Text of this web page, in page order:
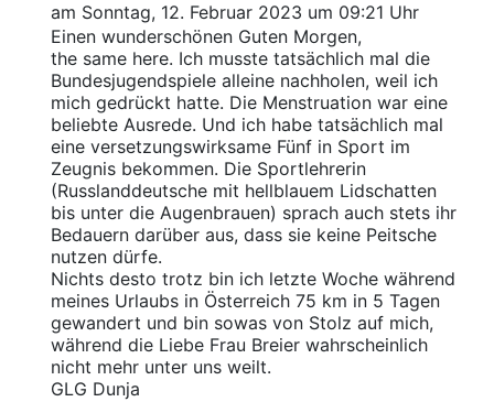
am Sonntag, 12. Februar 2023 um 09:21 Uhr
Einen wunderschönen Guten Morgen,
the same here. Ich musste tatsächlich mal die
Bundesjugendspiele alleine nachholen, weil ich
mich gedrückt hatte. Die Menstruation war eine
beliebte Ausrede. Und ich habe tatsächlich mal
eine versetzungswirksame Fünf in Sport im
Zeugnis bekommen. Die Sportlehrerin
(Russlanddeutsche mit hellblauem Lidschatten
bis unter die Augenbrauen) sprach auch stets ihr
Bedauern darüber aus, dass sie keine Peitsche
nutzen dürfe.
Nichts desto trotz bin ich letzte Woche während
meines Urlaubs in Österreich 75 km in 5 Tagen
gewandert und bin sowas von Stolz auf mich,
während die Liebe Frau Breier wahrscheinlich
nicht mehr unter uns weilt.
GLG Dunja